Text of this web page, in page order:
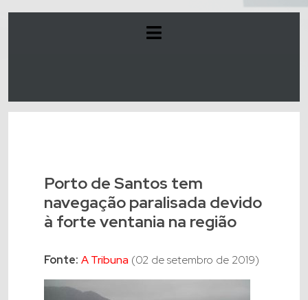
Porto de Santos tem
navegação paralisada devido
à forte ventania na região
Fonte: A Tribuna (02 de setembro de 2019)